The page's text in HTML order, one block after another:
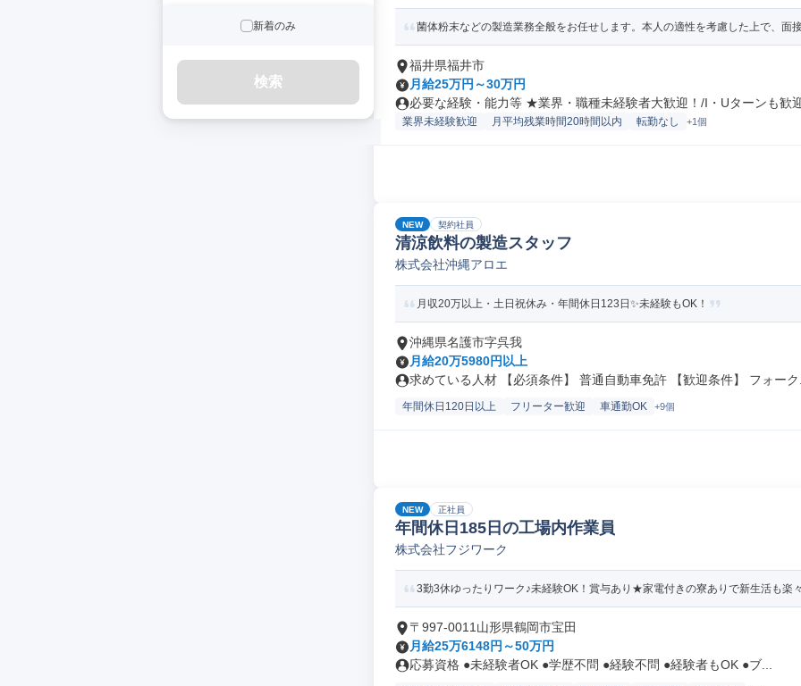
新着のみ
検索
菌体粉末などの製造業務全般をお任せします。本人の適性を考慮した上で、面
福井県福井市
月給25万円～30万円
必要な経験・能力等 ★業界・職種未経験者大歓迎！/I・Uターンも歓
業界未経験歓迎 月平均残業時間20時間以内 転勤なし +1個
NEW 契約社員
清涼飲料の製造スタッフ
株式会社沖縄アロエ
月収20万以上・土日祝休み・年間休日123日✨未経験もOK！
沖縄県名護市字呉我
月給20万5980円以上
求めている人材 【必須条件】 普通自動車免許 【歓迎条件】 フォー
年間休日120日以上 フリーター歓迎 車通勤OK +9個
NEW 正社員
年間休日185日の工場内作業員
株式会社フジワーク
3勤3休ゆったりワーク♪未経験OK！賞与あり★家電付きの寮ありで新生活も楽
〒997-0011山形県鶴岡市宝田
月給25万6148円～50万円
応募資格 ●未経験者OK ●学歴不問 ●経験不問 ●経験者もOK ●ブ...